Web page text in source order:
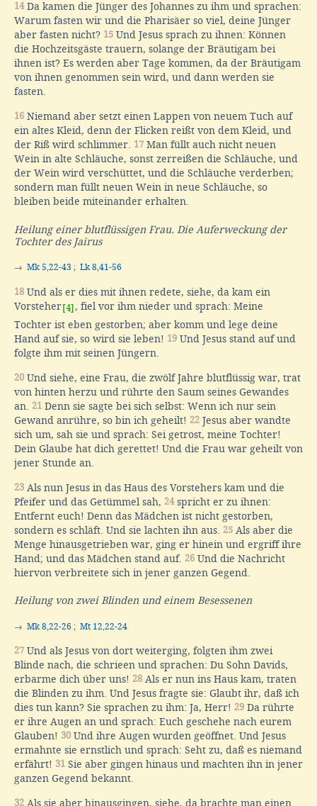
14Da kamen die Jünger des Johannes zu ihm und sprachen:
Warum fasten wir und die Pharisäer so viel, deine Jünger
aber fasten nicht? 15 Und Jesus sprach zu ihnen: Können
die Hochzeitsgäste trauern, solange der Bräutigam bei
ihnen ist? Es werden aber Tage kommen, da der Bräutigam
von ihnen genommen sein wird, und dann werden sie
fasten.
16 Niemand aber setzt einen Lappen von neuem Tuch auf
ein altes Kleid, denn der Flicken reißt von dem Kleid, und
der Riß wird schlimmer. 17 Man füllt auch nicht neuen
Wein in alte Schläuche, sonst zerreißen die Schläuche, und
der Wein wird verschüttet, und die Schläuche verderben;
sondern man füllt neuen Wein in neue Schläuche, so
bleiben beide miteinander erhalten.
Heilung einer blutflüssigen Frau. Die Auferweckung der
Tochter des Jairus
→ Mk 5,22-43 ; Lk 8,41-56
18 Und als er dies mit ihnen redete, siehe, da kam ein
Vorsteher[4], fiel vor ihm nieder und sprach: Meine
Tochter ist eben gestorben; aber komm und lege deine
Hand auf sie, so wird sie leben! 19 Und Jesus stand auf und
folgte ihm mit seinen Jüngern.
20 Und siehe, eine Frau, die zwölf Jahre blutflüssig war, trat
von hinten herzu und rührte den Saum seines Gewandes
an. 21 Denn sie sagte bei sich selbst: Wenn ich nur sein
Gewand anrühre, so bin ich geheilt! 22 Jesus aber wandte
sich um, sah sie und sprach: Sei getrost, meine Tochter!
Dein Glaube hat dich gerettet! Und die Frau war geheilt von
jener Stunde an.
23 Als nun Jesus in das Haus des Vorstehers kam und die
Pfeifer und das Getümmel sah, 24spricht er zu ihnen:
Entfernt euch! Denn das Mädchen ist nicht gestorben,
sondern es schläft. Und sie lachten ihn aus. 25 Als aber die
Menge hinausgetrieben war, ging er hinein und ergriff ihre
Hand; und das Mädchen stand auf. 26 Und die Nachricht
hiervon verbreitete sich in jener ganzen Gegend.
Heilung von zwei Blinden und einem Besessenen
→ Mk 8,22-26 ; Mt 12,22-24
27 Und als Jesus von dort weiterging, folgten ihm zwei
Blinde nach, die schrieen und sprachen: Du Sohn Davids,
erbarme dich über uns! 28 Als er nun ins Haus kam, traten
die Blinden zu ihm. Und Jesus fragte sie: Glaubt ihr, daß ich
dies tun kann? Sie sprachen zu ihm: Ja, Herr! 29 Da rührte
er ihre Augen an und sprach: Euch geschehe nach eurem
Glauben! 30 Und ihre Augen wurden geöffnet. Und Jesus
ermahnte sie ernstlich und sprach: Seht zu, daß es niemand
erfährt! 31 Sie aber gingen hinaus und machten ihn in jener
ganzen Gegend bekannt.
32 Als sie aber hinausgingen, siehe, da brachte man einen